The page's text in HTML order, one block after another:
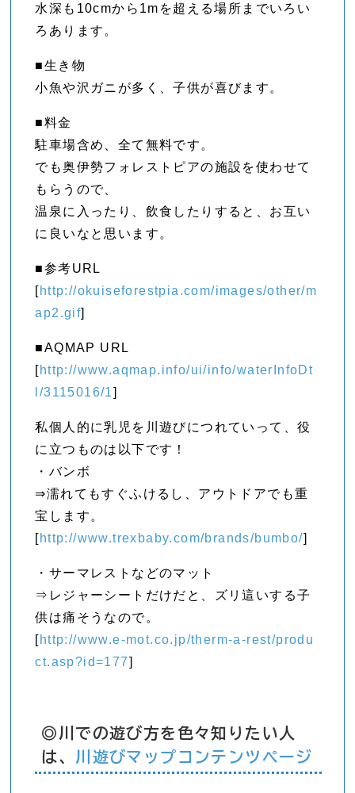
水深も10cmから1mを超える場所までいろい
ろあります。
■生き物
小魚や沢ガニが多く、子供が喜びます。
■料金
駐車場含め、全て無料です。
でも奥伊勢フォレストピアの施設を使わせて
もらうので、
温泉に入ったり、飲食したりすると、お互い
に良いなと思います。
■参考URL
[http://okuiseforestpia.com/images/other/m
ap2.gif]
■AQMAP URL
[http://www.aqmap.info/ui/info/waterInfoDt
l/3115016/1]
私個人的に乳児を川遊びにつれていって、役
に立つものは以下です！
・バンボ
⇒濡れてもすぐふけるし、アウトドアでも重
宝します。
[http://www.trexbaby.com/brands/bumbo/]
・サーマレストなどのマット
⇒レジャーシートだけだと、ズリ這いする子
供は痛そうなので。
[http://www.e-mot.co.jp/therm-a-rest/produ
ct.asp?id=177]
◎川での遊び方を色々知りたい人
は、 川遊びマップコンテンツページ